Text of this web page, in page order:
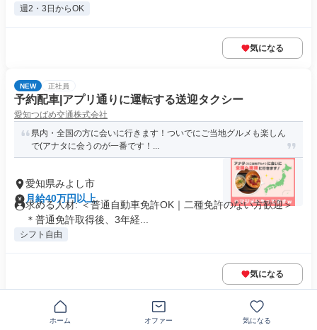
週2・3日からOK
気になる
NEW 正社員
予約配車|アプリ通りに運転する送迎タクシー
愛知つばめ交通株式会社
県内・全国の方に会いに行きます！ついでにご当地グルメも楽しん
で(アナタに会うのが一番です！...
愛知県みよし市
月給40万円以上
求める人材: ＜普通自動車免許OK｜二種免許のない方歓迎＞
＊普通免許取得後、3年経...
シフト自由
気になる
この企業の類似求人を見る
ホーム オファー 気になる